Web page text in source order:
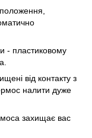
- пластиковому
від контакту з
налити дуже
захищає вас